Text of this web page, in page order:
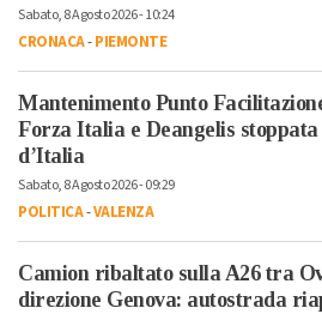
Sabato, 8 Agosto 2026 - 10:24
CRONACA-PIEMONTE
Mantenimento Punto
Forza Italia e Deangelis
d’Italia
Sabato, 8 Agosto 2026 - 09:29
POLITICA-VALENZA
Camion ribaltato sulla A26 tra
direzione Genova: autostrada